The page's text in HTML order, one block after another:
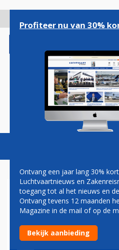
gaan
Magazine
AIR ASTANA
BOEING 767'S
Profiteer nu van 30%
Ontvang een jaar lang 30%
Luchtvaartnieuws en
toegang tot al het nieuws en
Ontvang tevens 12 maanden
Magazine in de mail of op de
Bekijk aanbieding